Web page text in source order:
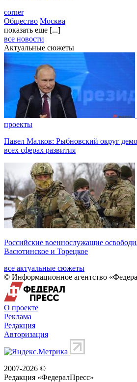
corner
Общество Москва
показать еще [...]
все новости
Актуальные сюжеты
проекты
Павел Малков: Рыбновский округ
всех сферах развития
Российские военнослужащие
Васютинское и Торецкое
все актуальные сюжеты
© Информационное агентство
О проекте
Реклама
Редакция
Авторизация
2007-2026 ©
Редакция «ФедералПресс»